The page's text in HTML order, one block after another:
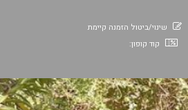
קוד קופון:
שינוי/ביטול הזמנה קיימת